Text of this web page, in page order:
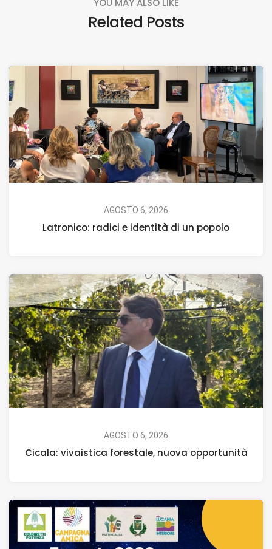
YOU MAY ALSO LIKE
Related Posts
AGOSTO 6, 2026
Latronico: radici e identità di un popolo
AGOSTO 6, 2026
Cicala: vivaistica forestale, nuova opportunità